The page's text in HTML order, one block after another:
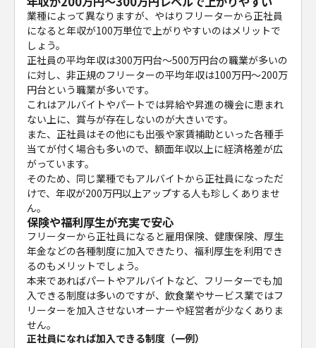
業種によって異なりますが、やはりフリーターから正社員
になると年収が100万単位で上がりやすいのはメリットで
しょう。
正社員の平均年収は300万円台〜500万円台の職業が多いの
に対し、非正規のフリーターの平均年収は100万円〜200万
円台という職業が多いです。
これはアルバイトやパートでは昇給や昇進の機会に恵まれ
ない上に、賞与が存在しないのが大きいです。
また、正社員はその他にも出張や家賃補助といった各種手
当てが付く場合も多いので、額面年収以上に経済格差が広
がっています。
そのため、同じ業種でもアルバイトから正社員になっただ
けで、年収が200万円以上アップする人も珍しくありませ
ん。
保険や福利厚生が充実で安心
フリーターから正社員になると雇用保険、健康保険、厚生
年金などの各種制度に加入できたり、福利厚生を利用でき
るのもメリットでしょう。
本来であればパートやアルバイトなど、フリーターでも加
入できる制度は多いのですが、飲食業やサービス業ではフ
リーターを加入させないオーナーや経営者が少なくありま
せん。
正社員になれば加入できる制度（一例）